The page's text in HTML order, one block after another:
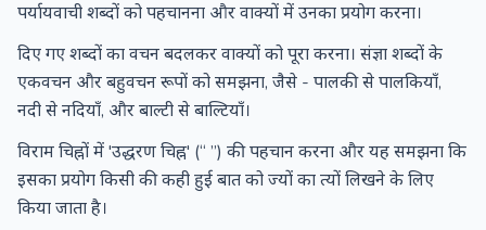
पर्यायवाची शब्दों को पहचानना और वाक्यों में उनका प्रयोग करना।
दिए गए शब्दों का वचन बदलकर वाक्यों को पूरा करना। संज्ञा शब्दों के
एकवचन और बहुवचन रूपों को समझना, जैसे - पालकी से पालकियाँ,
नदी से नदियाँ, और बाल्टी से बाल्टियाँ।
विराम चिह्नों में 'उद्धरण चिह्न' (“ ”) की पहचान करना और यह समझना कि
इसका प्रयोग किसी की कही हुई बात को ज्यों का त्यों लिखने के लिए
किया जाता है।